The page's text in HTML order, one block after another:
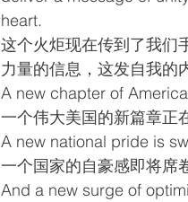
heart.
这个火炬现在传到了我们
力量的信息，这发自我的
A new chapter of
一个伟大美国的新篇章正
A new national pride is
一个国家的自豪感即将席
And a new surge of